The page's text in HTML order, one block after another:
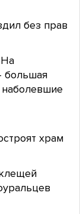
без прав
большая
наболевшие
храм